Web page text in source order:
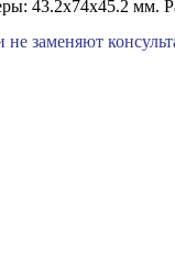
43.2х74х45.2 мм.
не заменяют